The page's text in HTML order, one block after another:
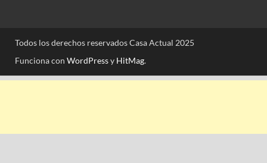
Todos los derechos reservados Casa Actual 2025
Funciona con WordPressy HitMag.